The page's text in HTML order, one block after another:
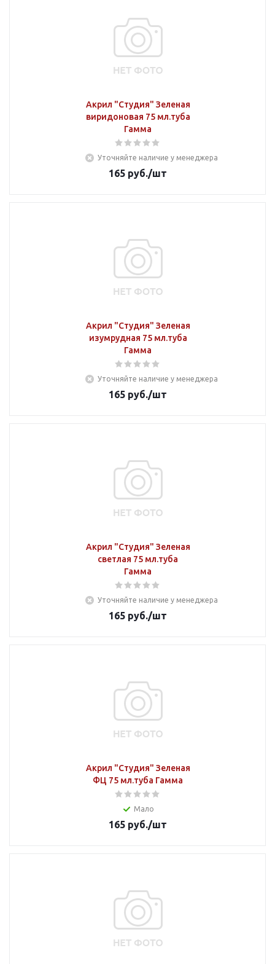
Акрил "Студия" Зеленая
виридоновая 75 мл.туба
Гамма
Уточняйте наличие у менеджера
165 руб./шт
Акрил "Студия" Зеленая
изумрудная 75 мл.туба
Гамма
Уточняйте наличие у менеджера
165 руб./шт
Акрил "Студия" Зеленая
светлая 75 мл.туба
Гамма
Уточняйте наличие у менеджера
165 руб./шт
Акрил "Студия" Зеленая
ФЦ 75 мл.туба Гамма
Мало
165 руб./шт